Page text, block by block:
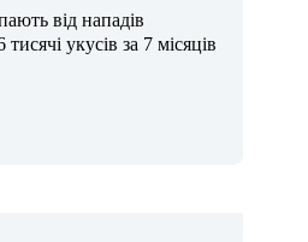
від нападів
укусів за 7 місяців